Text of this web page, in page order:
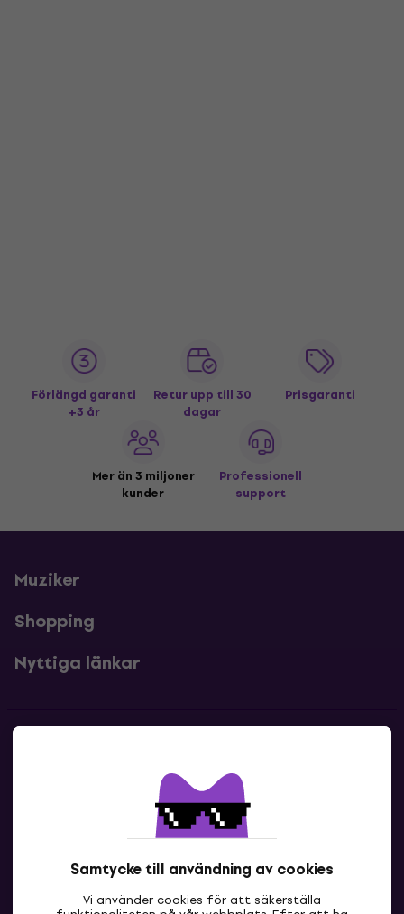
Samtycke till användning av cookies
Vi använder cookies för att säkerställa
Förlängd garanti
+3 år
Retur upp till 30
dagar
Prisgaranti
Mer än 3 miljoner
kunder
Professionell
support
Muziker
Shopping
Nyttiga länkar
Kontakta oss